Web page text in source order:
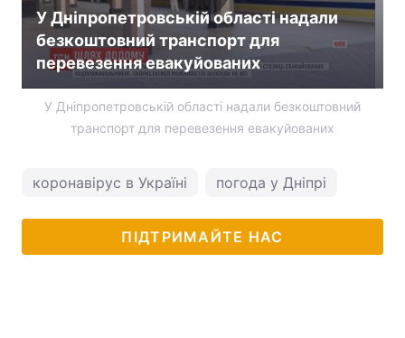
У Дніпропетровській області надали
безкоштовний транспорт для
перевезення евакуйованих
У Дніпропетровській області надали безкоштовний
транспорт для перевезення евакуйованих
коронавірус в Україні погода у Дніпрі
ПІДТРИМАЙТЕ НАС